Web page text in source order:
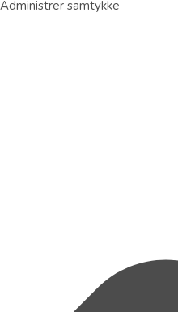
Administrer samtykke